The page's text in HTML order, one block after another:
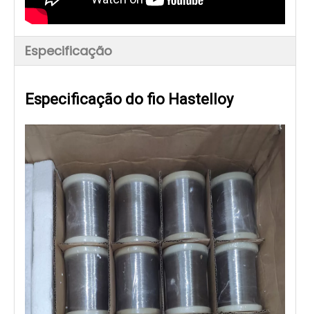
Especificação
Especificação do fio Hastelloy